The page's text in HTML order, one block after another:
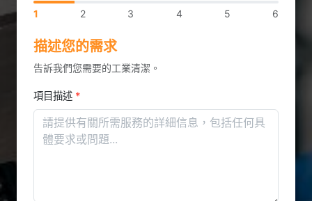
1 2 3 4 5 6
描述您的需求
告訴我們您需要的工業清潔。
項目描述 *